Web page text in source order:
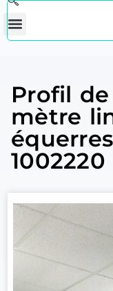
Profil
mètre
1002220